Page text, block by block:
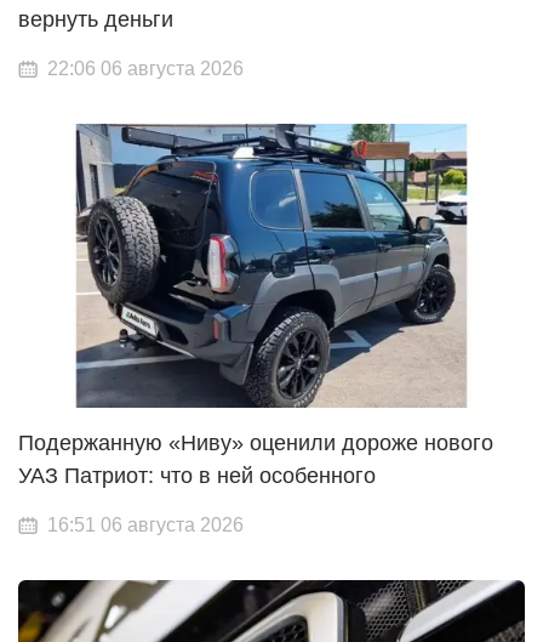
вернуть деньги
22:06 06 августа 2026
Подержанную «Ниву» оценили дороже нового
УАЗ Патриот: что в ней особенного
16:51 06 августа 2026